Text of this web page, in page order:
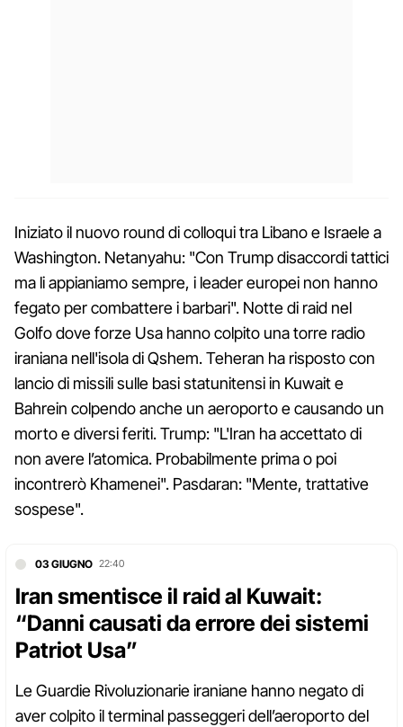
Iniziato il nuovo round di colloqui tra Libano e Israele a
Washington. Netanyahu: "Con Trump disaccordi tattici
ma li appianiamo sempre, i leader europei non hanno
fegato per combattere i barbari". Notte di raid nel
Golfo dove forze Usa hanno colpito una torre radio
iraniana nell'isola di Qshem. Teheran ha risposto con
lancio di missili sulle basi statunitensi in Kuwait e
Bahrein colpendo anche un aeroporto e causando un
morto e diversi feriti. Trump: "L'Iran ha accettato di
non avere l’atomica. Probabilmente prima o poi
incontrerò Khamenei". Pasdaran: "Mente, trattative
sospese".
03 GIUGNO 22:40
Iran smentisce il raid al Kuwait:
“Danni causati da errore dei sistemi
Patriot Usa”
Le Guardie Rivoluzionarie iraniane hanno negato di
aver colpito il terminal passeggeri dell’aeroporto del